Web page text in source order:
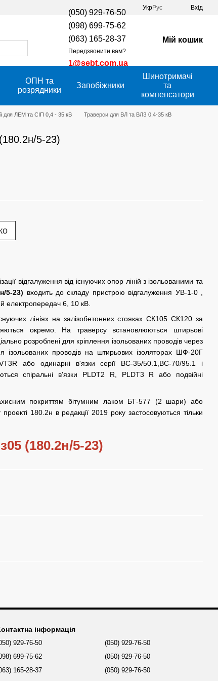
УкрРус Вхід
(050) 929-76-50
(098) 699-75-62
(063) 165-28-37
Передзвонити вам?
1@sebt.com.ua
Мій кошик
ОПН та
розрядники
Запобіжники
Шинотримачі
та
компенсатори
для ЛЕМ та СІП 0,4 - 35 кВ
Траверси для ВЛ та ВЛЗ 0,4-35 кВ
5-23)
відгалуження від існуючих опор ліній з ізольованими та
5-23) входить до складу пристрою відгалуження УВ-1-0 ,
електропередач 6, 10 кВ.
лініях на залізобетонних стояках СК105 СК120 за
окремо. На траверсу встановлюються штирьові
розроблені для кріплення ізольованих проводів через
ізольованих проводів на штирьових ізоляторах ШФ-20Г
або одинарні в'язки серії ВС-35/50.1,ВС-70/95.1 і
спіральні в'язки PLDT2 R, PLDT3 R або подвійні
покриттям бітумним лаком БТ-577 (2 шари) або
180.2н в редакції 2019 року застосовуються тільки
(180.2н/5-23)
інформація
929-76-50
699-75-62
165-28-37
(050) 929-76-50
(050) 929-76-50
(050) 929-76-50